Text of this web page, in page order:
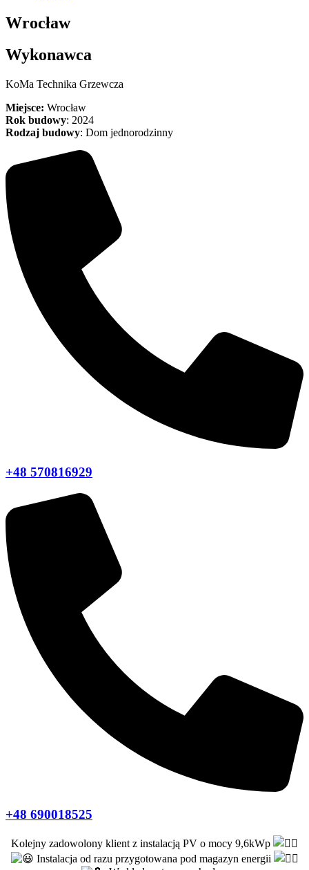
Wrocław
Wykonawca
KoMa Technika Grzewcza
Miejsce: Wrocław
Rok budowy: 2024
Rodzaj budowy: Dom jednorodzinny
+48 570816929
+48 690018525
Kolejny zadowolony klient z instalacją PV o mocy 9,6kWp
Instalacja od razu przygotowana pod magazyn energii